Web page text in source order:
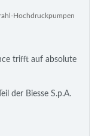
Hochdruckpumpen
trifft auf absolute
der Biesse S.p.A.